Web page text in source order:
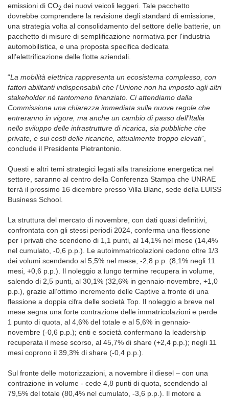
emissioni di CO2 dei nuovi veicoli leggeri. Tale pacchetto
dovrebbe comprendere la revisione degli standard di emissione,
una strategia volta al consolidamento del settore delle batterie, un
pacchetto di misure di semplificazione normativa per l'industria
automobilistica, e una proposta specifica dedicata
all’elettrificazione delle flotte aziendali.
“La mobilità elettrica rappresenta un ecosistema complesso, con
fattori abilitanti indispensabili che l’Unione non ha imposto agli altri
stakeholder né tantomeno finanziato. Ci attendiamo dalla
Commissione una chiarezza immediata sulle nuove regole che
entreranno in vigore, ma anche un cambio di passo dell’Italia
nello sviluppo delle infrastrutture di ricarica, sia pubbliche che
private, e sui costi delle ricariche, attualmente troppo elevati”,
conclude il Presidente Pietrantonio.
Questi e altri temi strategici legati alla transizione energetica nel
settore, saranno al centro della Conferenza Stampa che UNRAE
terrà il prossimo 16 dicembre presso Villa Blanc, sede della LUISS
Business School.
La struttura del mercato di novembre, con dati quasi definitivi,
confrontata con gli stessi periodi 2024, conferma una flessione
per i privati che scendono di 1,1 punti, al 14,1% nel mese (14,4%
nel cumulato, -0,6 p.p.). Le autoimmatricolazioni cedono oltre 1/3
dei volumi scendendo al 5,5% nel mese, -2,8 p.p. (8,1% negli 11
mesi, +0,6 p.p.). Il noleggio a lungo termine recupera in volume,
salendo di 2,5 punti, al 30,1% (32,6% in gennaio-novembre, +1,0
p.p.), grazie all’ottimo incremento delle Captive a fronte di una
flessione a doppia cifra delle società Top. Il noleggio a breve nel
mese segna una forte contrazione delle immatricolazioni e perde
1 punto di quota, al 4,6% del totale e al 5,6% in gennaio-
novembre (-0,6 p.p.); enti e società confermano la leadership
recuperata il mese scorso, al 45,7% di share (+2,4 p.p.); negli 11
mesi coprono il 39,3% di share (-0,4 p.p.).
Sul fronte delle motorizzazioni, a novembre il diesel – con una
contrazione in volume - cede 4,8 punti di quota, scendendo al
79,5% del totale (80,4% nel cumulato, -3,6 p.p.). Il motore a